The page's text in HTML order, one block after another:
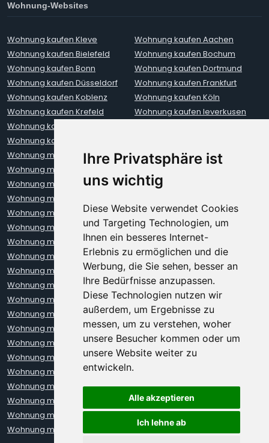
Ihre Privatsphäre ist
uns wichtig
Diese Website verwendet Cookies
und Targeting Technologien, um
Ihnen ein besseres Internet-
Erlebnis zu ermöglichen und die
Werbung, die Sie sehen, besser an
Ihre Bedürfnisse anzupassen.
Diese Technologien nutzen wir
außerdem, um Ergebnisse zu
messen, um zu verstehen, woher
unsere Besucher kommen oder um
unsere Website weiter zu
entwickeln.
Alle akzeptieren
Ich lehne ab
Wohnung-Websites
Wohnung kaufen Kleve
Wohnung kaufen Aachen
Wohnung kaufen Bielefeld
Wohnung kaufen Bochum
Wohnung kaufen Bonn
Wohnung kaufen Dortmund
Wohnung kaufen Düsseldorf
Wohnung kaufen Frankfurt
Wohnung kaufen Koblenz
Wohnung kaufen Köln
Wohnung kaufen Krefeld
Wohnung kaufen leverkusen
Wohnung kaufen Mainz
Wohnung kaufen Neuss
Wohnung mieten Aachen
Wohnung mieten Augsburg
Wohnung mieten Berlin
Wohnung mieten Bielefeld
Wohnung mieten Bochum
Wohnung mieten Bonn
Wohnung mieten Bremen
Wohnung mieten Dortmund
Wohnung mieten Dresden
Wohnung mieten Erfurt
Wohnung mieten Frankfurt
Wohnung mieten Freiburg
Wohnung mieten Hamburg
Wohnung mieten Hannover
Wohnung mieten Heidelberg
Wohnung mieten Karlsruhe
Wohnung mieten Kiel
Wohnung mieten Kleve
Wohnung mieten Koblenz
Wohnung mieten Köln
Wohnung mieten Krefeld
Wohnung mieten Leipzig
Wohnung mieten Leverkusen
Wohnung mieten Lübeck
Wohnung mieten Mainz
Wohnung mieten Mannheim
Wohnung mieten München
Wohnung mieten Münster
Wohnung mieten Neuss
Wohnung mieten Nürnberg
Wohnung mieten Oldenburg
Wohnung mieten Regensburg
Wohnung mieten Rostock
Wohnung mieten Stuttgart
Wohnung mieten Trier
Wohnung mieten Wiesbaden
Wohnung mieten Würzburg